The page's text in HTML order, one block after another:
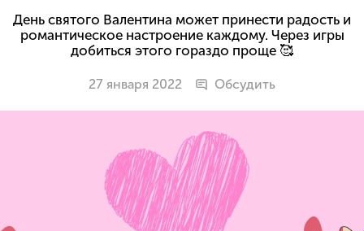
День святого Валентина может принести радость и
романтическое настроение каждому. Через игры
добиться этого гораздо проще 🥰
27 января 2022 Обсудить